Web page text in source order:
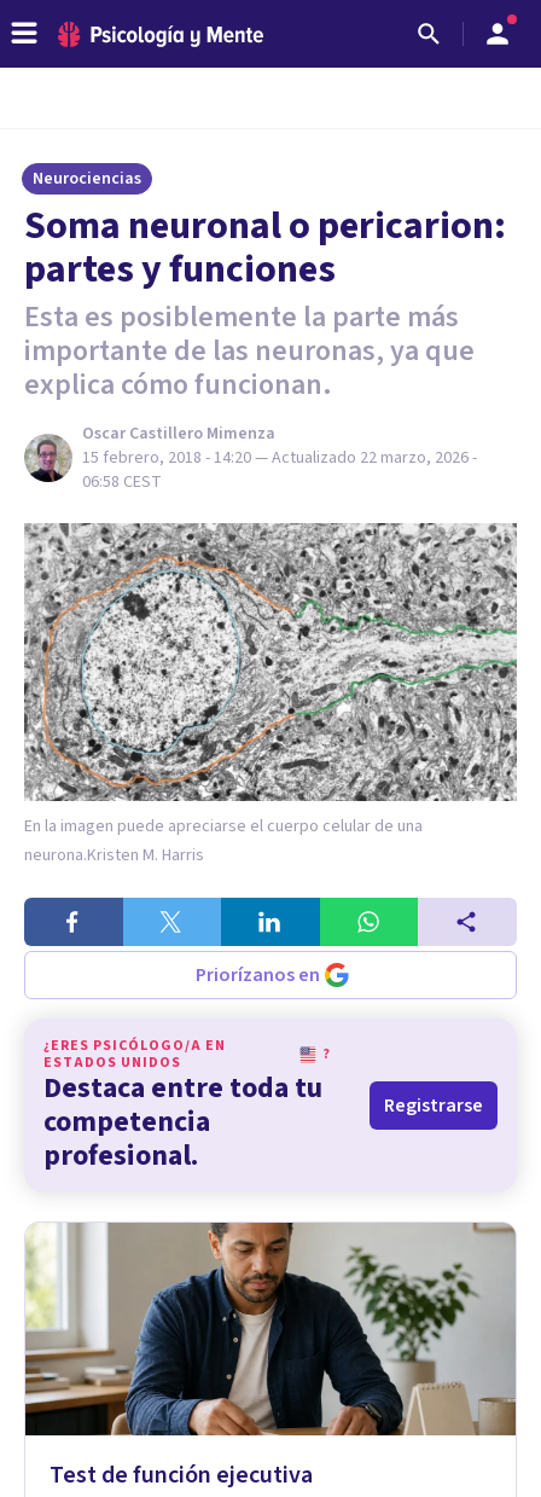
Neurociencias
Soma neuronal o pericarion:
partes y funciones
Esta es posiblemente la parte más
importante de las neuronas, ya que
explica cómo funcionan.
Oscar Castillero Mimenza
15 febrero, 2018 - 14:20— Actualizado 22 marzo, 2026 -
06:58 CEST
En la imagen puede apreciarse el cuerpo celular de una
neurona.Kristen M. Harris
Priorízanos en
¿ERES PSICÓLOGO/A EN
ESTADOS UNIDOS
?
Destaca entre toda tu
competencia
profesional.
Registrarse
Test de función ejecutiva